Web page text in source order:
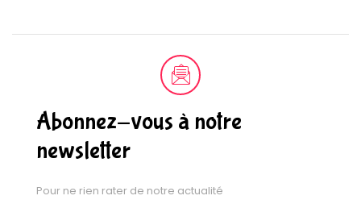
Abonnez-vous à notre
newsletter
Pour ne rien rater de notre actualité